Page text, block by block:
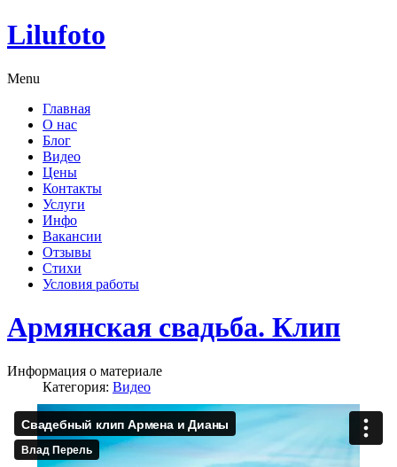
Lilufoto
Menu
Главная
О нас
Блог
Видео
Цены
Контакты
Услуги
Инфо
Вакансии
Отзывы
Стихи
Условия работы
Армянская свадьба. Клип
Информация о материале
Категория: Видео